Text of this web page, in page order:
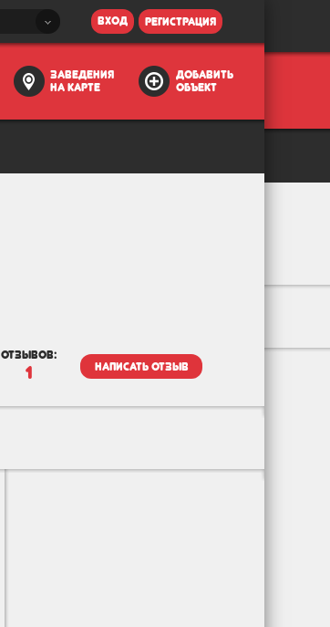
вход регистрация
заведения
на карте
добавить
объект
отзывов:
1 написать отзыв